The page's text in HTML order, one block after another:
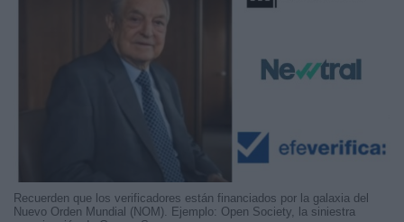
Recuerden que los verificadores están financiados por la galaxia del
Nuevo Orden Mundial (NOM). Ejemplo: Open Society, la siniestra